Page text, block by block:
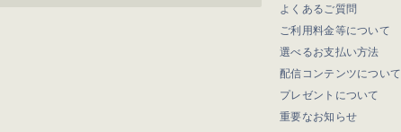
よくあるご質問
ご利用料金等について
選べるお支払い方法
配信コンテンツについて
プレゼントについて
重要なお知らせ